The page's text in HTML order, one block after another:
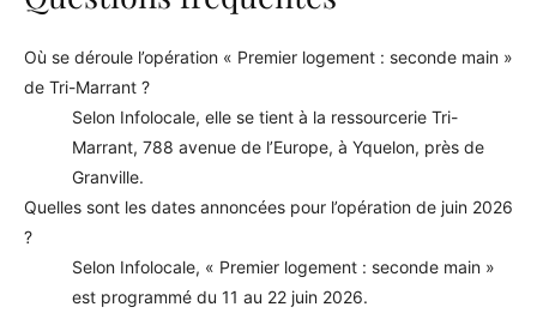
Où se déroule l’opération « Premier logement : seconde main »
de Tri-Marrant ?
Selon Infolocale, elle se tient à la ressourcerie Tri-
Marrant, 788 avenue de l’Europe, à Yquelon, près de
Granville.
Quelles sont les dates annoncées pour l’opération de juin 2026
?
Selon Infolocale, « Premier logement : seconde main »
est programmé du 11 au 22 juin 2026.